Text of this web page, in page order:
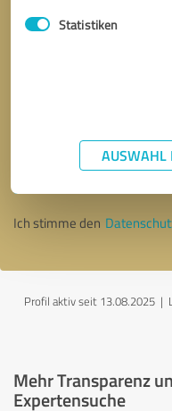
Statistiken
AUSWAHL
Ich stimme den
Profil aktiv seit 13.08.2025 |
Mehr Transparenz
Expertensuche